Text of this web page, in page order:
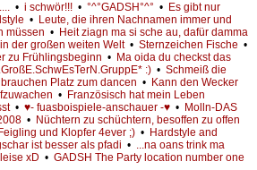
• i schwör!!! • °^°GADSH°^° • Es gibt nur
• Leute, die ihren Nachnamen immer und
müssen • Heit ziagn ma si sche au, dafür damma
der großen weiten Welt • Sternzeichen Fische •
zu Frühlingsbeginn • Ma oida du checkst das
.GroßE.SchwEsTerN.GruppE* :) • Schmeiß die
Platz zum dancen • Kann den Wecker
• Französisch hat mein Leben
• ♥- fuasboispiele-anschauer -♥ • Molln-DAS
• Nüchtern zu schüchtern, besoffen zu offen
und Klopfer 4ever ;) • Hardstyle and
ist besser als pfadi • ...na oans trink ma
xD • GADSH The Party location number one